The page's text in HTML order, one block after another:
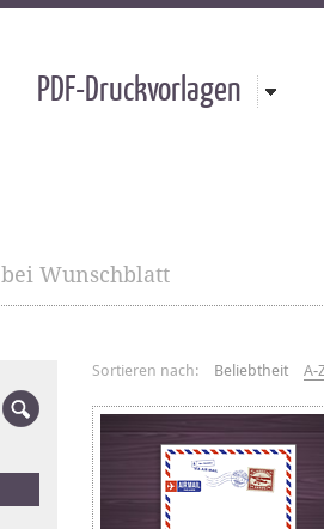
PDF-Druckvorlagen
bei Wunschblatt
Sortieren nach: Beliebtheit A-